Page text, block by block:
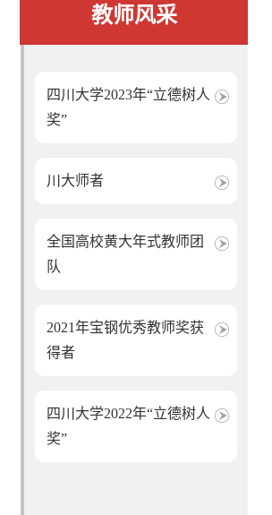
教师风采
四川大学2023年“立德树人
奖”
川大师者
全国高校黄大年式教师团
队
2021年宝钢优秀教师奖获
得者
四川大学2022年“立德树人
奖”